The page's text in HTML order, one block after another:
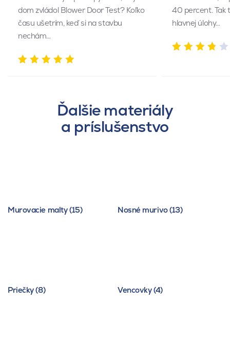
dom zvládol Blower Door Test? Koľko
času ušetrím, keď si na stavbu
nechám…
40 percent. Tak
hlavnej úlohy…
Ďalšie materiály
a príslušenstvo
Murovacie malty (15) Nosné murivo (13)
Priečky (8) Vencovky (4)